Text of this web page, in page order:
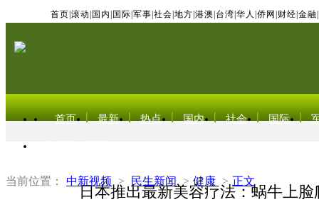
首页 滚动 国内 国际 军事 社会 地方 港澳 台湾 华人 侨网 财经 金融
首页 最新 热点 国内 社会 国际
当前位置： 中新视频 > 民生新闻 > 健康 > 正文
日本推出最新美容疗法：蜗牛上脸